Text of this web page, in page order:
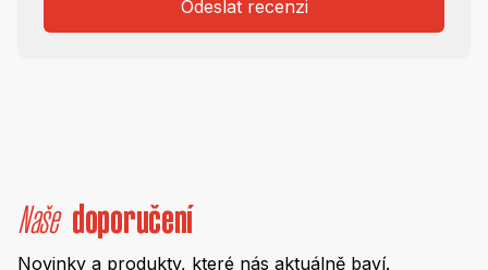
Odeslat recenzi
Naše doporučení
Novinky a produkty, které nás aktuálně baví.